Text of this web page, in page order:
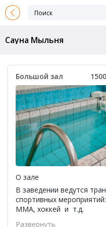
Сауна Мыльня
Большой зал
О зале
В заведении ведутся
спортивных
ММА, хоккей и т.д.
Во время матчей при
Развернуть